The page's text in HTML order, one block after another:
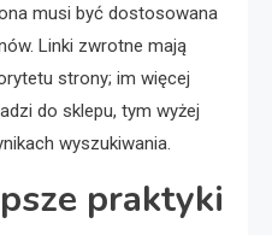
musi być dostosowana
Linki zwrotne mają
strony; im więcej
do sklepu, tym wyżej
wyszukiwania.
praktyki